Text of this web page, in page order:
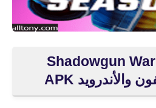
تحميل لعبة Shadowgun War